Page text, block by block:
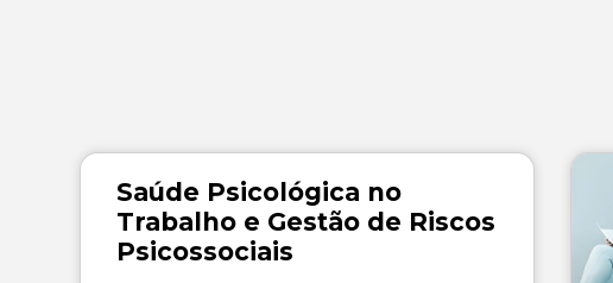
Saúde Psicológica no
Trabalho e Gestão de Riscos
Psicossociais